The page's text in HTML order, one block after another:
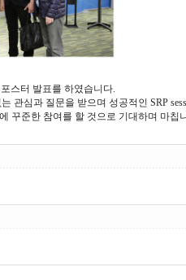
스터 발표를 하였습니다.
관심과 질문을 받으며 성공적인 SRP
꾸준한 참여를 할 것으로 기대하며 마칩